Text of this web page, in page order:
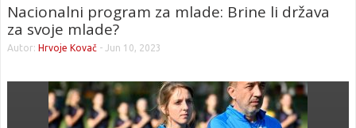
Nacionalni program za mlade: Brine li država
za svoje mlade?
Autor: Hrvoje Kovač - Jun 10, 2023